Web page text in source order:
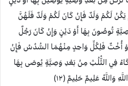
يَكُنْ لَكُمْ وَلَدٌ فَإِنْ كَانَ لَكُمْ وَلَدٌ فَلَهُنَّ
تُوصُونَ بِهَا أَوْ دَيْنٍ وَإِنْ كَانَ رَجُلٌ
أَوْ أُخْتٌ فَلِكُلِّ وَاحِدٍ مِنْهُمَا السُّدُسُ فَإِنْ
فِي الثُّلُثِ مِنْ بَعْدِ وَصِيَّةٍ يُوصَى بِهَا
وَاللَّهُ عَلِيمٌ حَلِيمٌ (١٢)